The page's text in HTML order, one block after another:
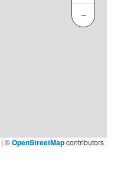
−
| ©OpenStreetMapcontributors